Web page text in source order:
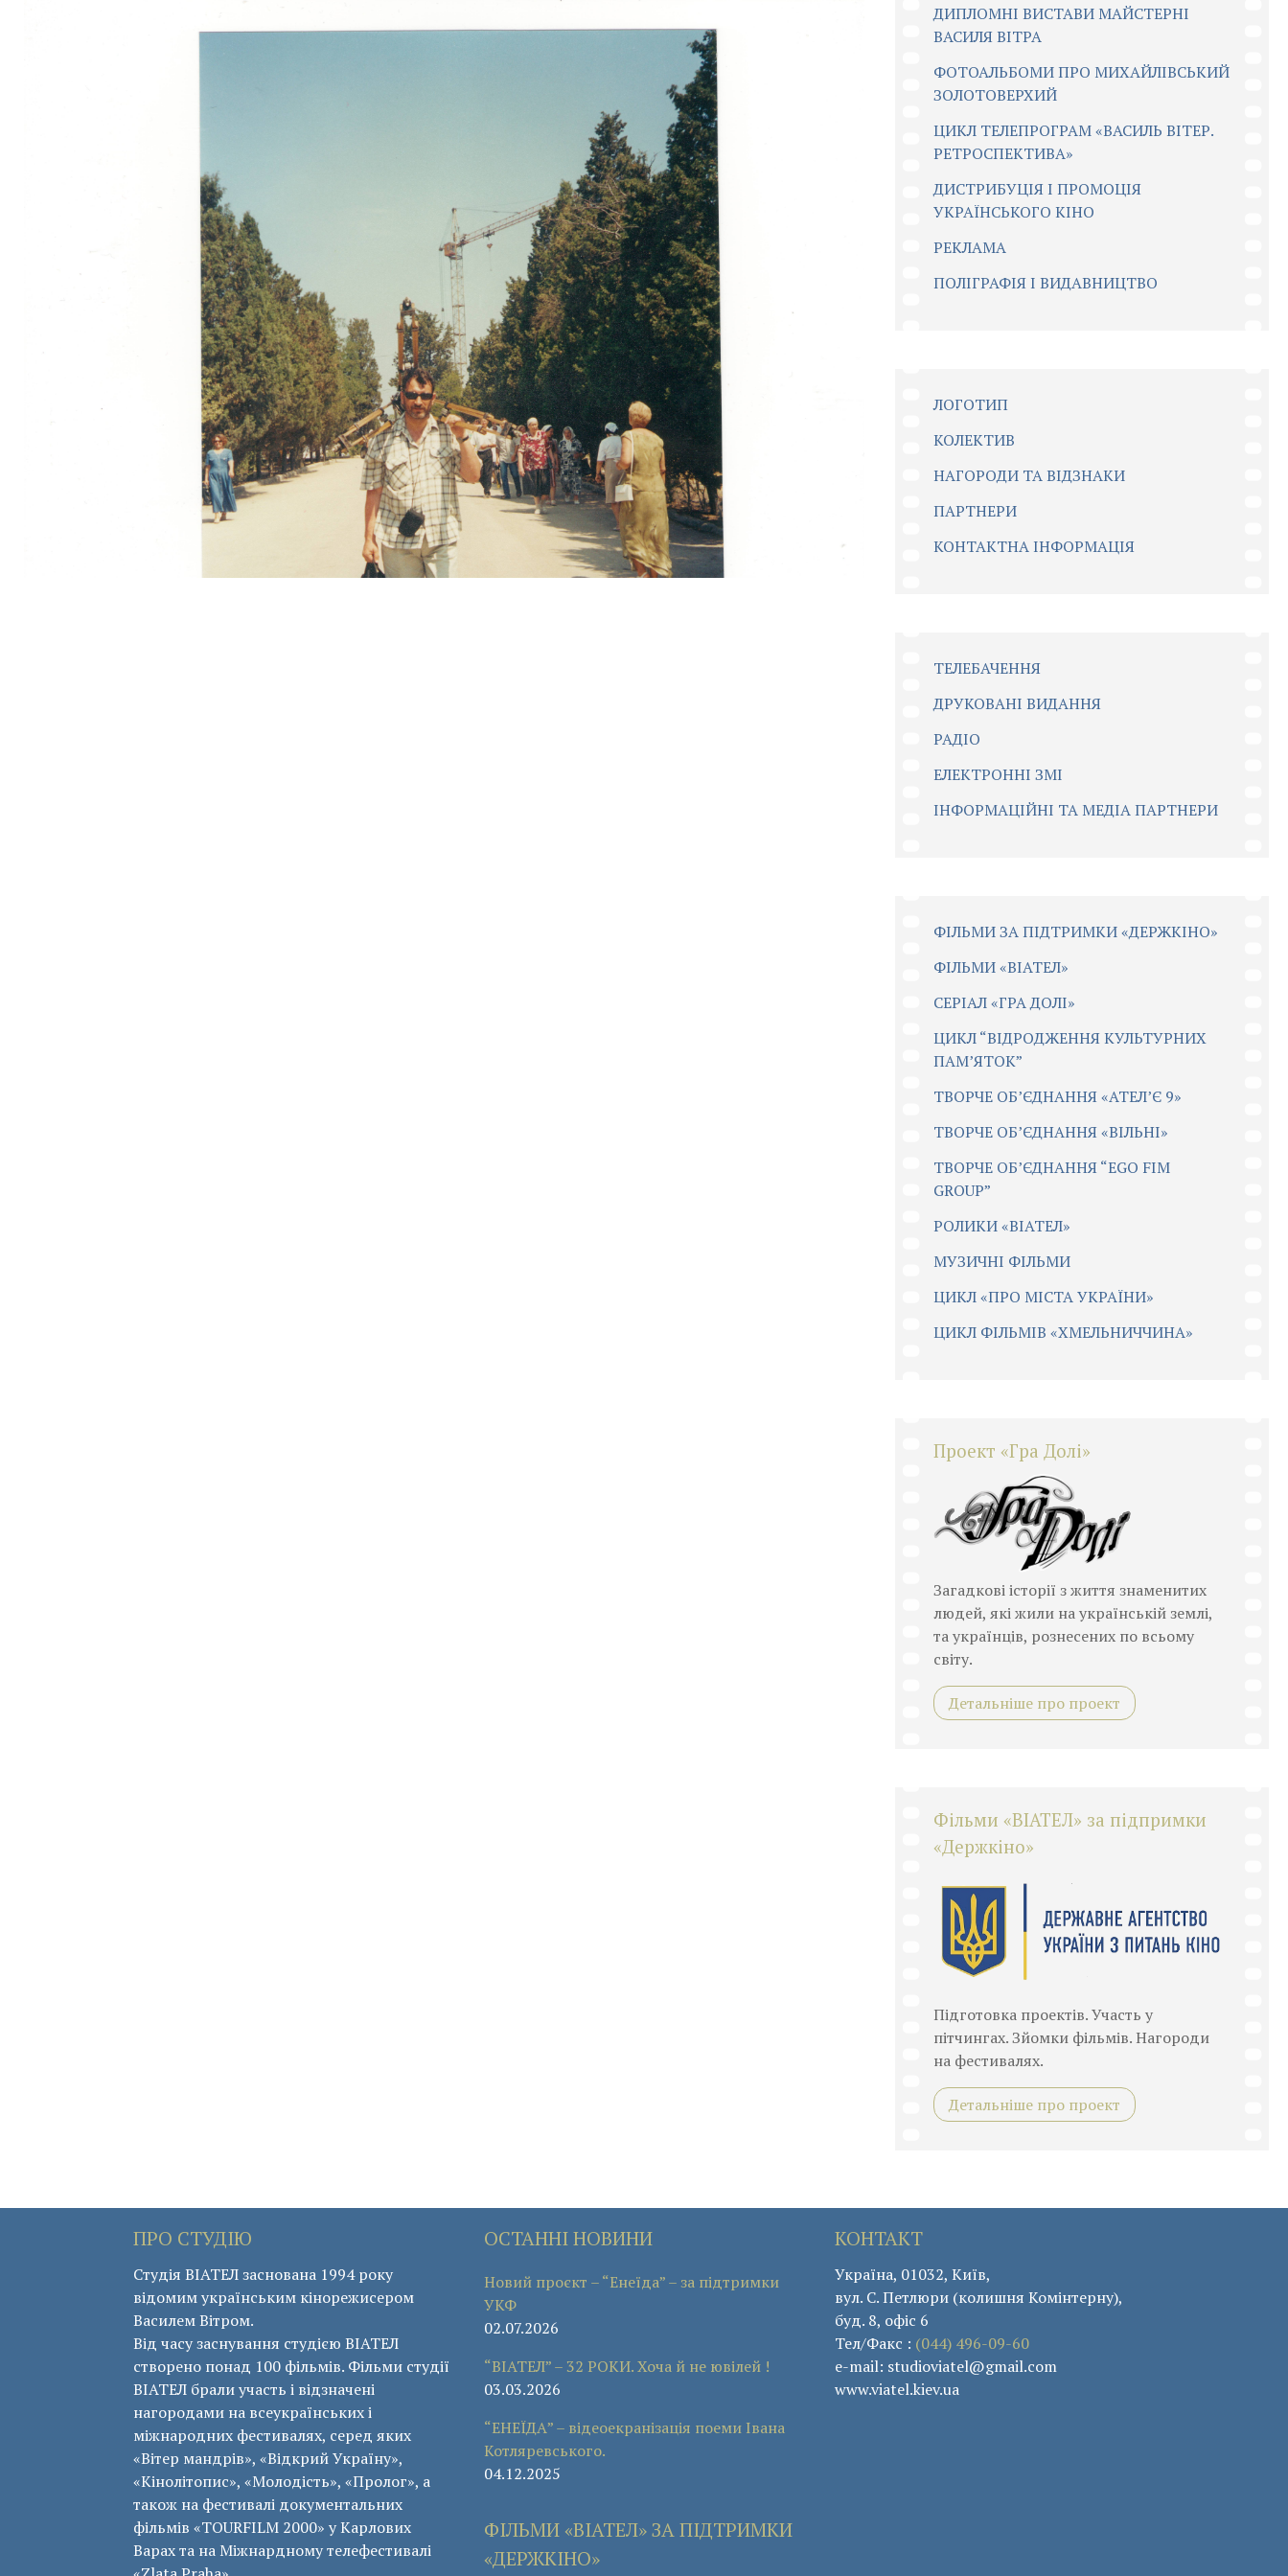
ДИПЛОМНІ ВИСТАВИ МАЙСТЕРНІ
ВАСИЛЯ ВІТРА
ФОТОАЛЬБОМИ ПРО МИХАЙЛІВСЬКИЙ
ЗОЛОТОВЕРХИЙ
ЦИКЛ ТЕЛЕПРОГРАМ «ВАСИЛЬ ВІТЕР.
РЕТРОСПЕКТИВА»
ДИСТРИБУЦІЯ І ПРОМОЦІЯ
УКРАЇНСЬКОГО КІНО
РЕКЛАМА
ПОЛІГРАФІЯ І ВИДАВНИЦТВО
ЛОГОТИП
КОЛЕКТИВ
НАГОРОДИ ТА ВІДЗНАКИ
ПАРТНЕРИ
КОНТАКТНА ІНФОРМАЦІЯ
ТЕЛЕБАЧЕННЯ
ДРУКОВАНІ ВИДАННЯ
РАДІО
ЕЛЕКТРОННІ ЗМІ
ІНФОРМАЦІЙНІ ТА МЕДІА ПАРТНЕРИ
ФІЛЬМИ ЗА ПІДТРИМКИ «ДЕРЖКІНО»
ФІЛЬМИ «ВІАТЕЛ»
СЕРІАЛ «ГРА ДОЛІ»
ЦИКЛ “ВІДРОДЖЕННЯ КУЛЬТУРНИХ
ПАМ’ЯТОК”
ТВОРЧЕ ОБ’ЄДНАННЯ «АТЕЛ’Є 9»
ТВОРЧЕ ОБ’ЄДНАННЯ «ВІЛЬНІ»
ТВОРЧЕ ОБ’ЄДНАННЯ “EGO FIM
GROUP”
РОЛИКИ «ВІАТЕЛ»
МУЗИЧНІ ФІЛЬМИ
ЦИКЛ «ПРО МІСТА УКРАЇНИ»
ЦИКЛ ФІЛЬМІВ «ХМЕЛЬНИЧЧИНА»
Проект «Гра Долі»
Загадкові історії з життя знаменитих
людей, які жили на українській землі,
та українців, рознесених по всьому
світу.
Детальніше про проект
Фільми «ВІАТЕЛ» за підпримки
«Держкіно»
Підготовка проектів. Участь у
пітчингах. Зйомки фільмів. Нагороди
на фестивалях.
Детальніше про проект
ПРО СТУДІЮ
Студія ВІАТЕЛ заснована 1994 року
відомим українським кінорежисером
Василем Вітром.
Від часу заснування студією ВІАТЕЛ
створено понад 100 фільмів. Фільми студії
ВІАТЕЛ брали участь і відзначені
нагородами на всеукраїнських і
міжнародних фестивалях, серед яких
«Вітер мандрів», «Відкрий Україну»,
«Кінолітопис», «Молодість», «Пролог», а
також на фестивалі документальних
фільмів «ТОURFILM 2000» у Карлових
Варах та на Міжнардному телефестивалі
ОСТАННІ НОВИНИ
Новий проєкт – “Енеїда” – за підтримки
УКФ
02.07.2026
“ВІАТЕЛ” – 32 РОКИ. Хоча й не ювілей !
03.03.2026
“ЕНЕЇДА” – відеоекранізація поеми Івана
Котляревського.
04.12.2025
ФІЛЬМИ «ВІАТЕЛ» ЗА ПІДТРИМКИ
«ДЕРЖКІНО»
КОНТАКТ
Україна, 01032, Київ,
вул. С. Петлюри (колишня Комінтерну),
буд. 8, офіс 6
Тел/Факс : (044) 496-09-60
e-mail: studioviatel@gmail.com
www.viatel.kiev.ua